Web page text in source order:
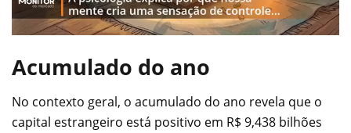
Acumulado do ano
No contexto geral, o acumulado do ano revela que o
capital estrangeiro está positivo em R$ 9,438 bilhões